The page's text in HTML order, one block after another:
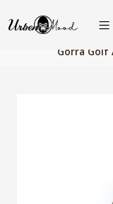
Envío GRATIS
Gorra Golf